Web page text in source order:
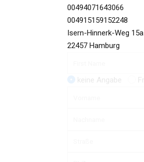
00494071643066
004915159152248
Isern-Hinnerk-Weg 15a
22457 Hamburg